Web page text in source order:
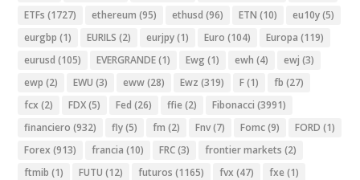
ETFs (1727) ethereum (95) ethusd (96) ETN (10) eu10y(5)
eurgbp (1) EURILS (2) eurjpy(1) Euro (104) Europa (119)
eurusd (105) EVERGRANDE(1) Ewg (1) ewh (4) ewj (3)
ewp (2) EWU (3) eww(28) Ewz (319) F(1) fb (27)
fcx (2) FDX(5) Fed (26) ffie (2) Fibonacci (3991)
financiero (932) fly(5) fm (2) Fnv(7) Fomc(9) FORD (1)
Forex (913) francia (10) FRC(3) frontier markets (2)
ftmib (1) FUTU (12) futuros (1165) fvx (47) fxe (1)